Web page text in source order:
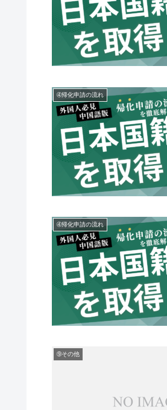
➃帰化申請の流れ
➃帰化申請の流れ
➈その他